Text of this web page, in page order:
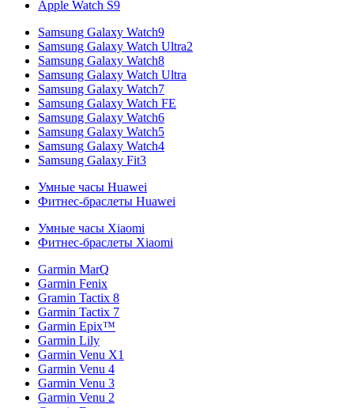
Apple Watch S9
Samsung Galaxy Watch9
Samsung Galaxy Watch Ultra2
Samsung Galaxy Watch8
Samsung Galaxy Watch Ultra
Samsung Galaxy Watch7
Samsung Galaxy Watch FE
Samsung Galaxy Watch6
Samsung Galaxy Watch5
Samsung Galaxy Watch4
Samsung Galaxy Fit3
Умные часы Huawei
Фитнес-браслеты Huawei
Умные часы Xiaomi
Фитнес-браслеты Xiaomi
Garmin MarQ
Garmin Fenix
Gramin Tactix 8
Garmin Tactix 7
Garmin Epix™
Garmin Lily
Garmin Venu X1
Garmin Venu 4
Garmin Venu 3
Garmin Venu 2